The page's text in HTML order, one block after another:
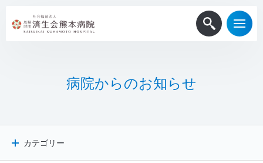
病院からのお知 らせ
カテゴリー